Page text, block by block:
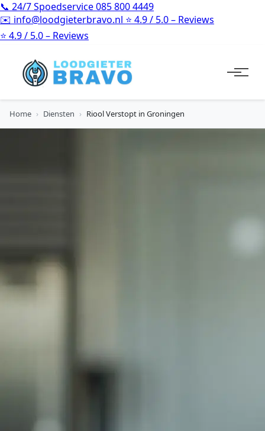
📞 24/7 Spoedservice085 800 4449
✉️ info@loodgieterbravo.nl ⭐ 4.9 / 5.0 – Reviews
⭐ 4.9 / 5.0 – Reviews
Home › Diensten › Riool Verstopt in Groningen